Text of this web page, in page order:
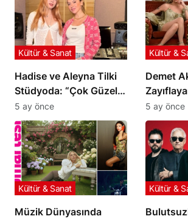
Hadise ve Aleyna Tilki
Stüdyoda: “Çok Güzel
Bir Şey Geliyor”
Kültür & Sanat
5 ay önce
Demet
Kültür &
5 ay önce
Müzik Dünyasında
Kültür & Sanat Kültür &